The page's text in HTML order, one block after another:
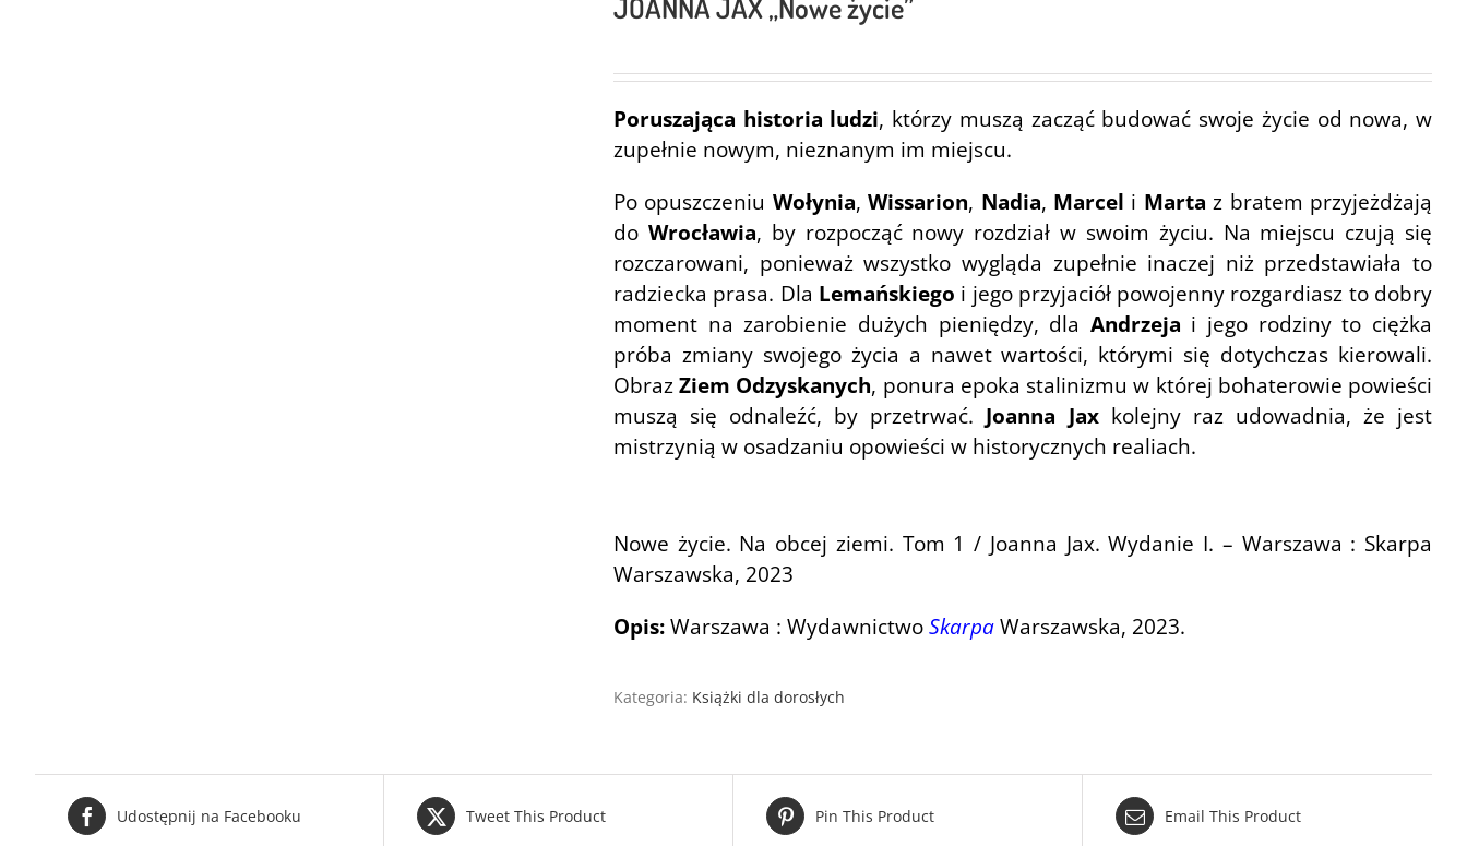
Poruszająca historia ludzi, którzy muszą zacząć budować swoje życie od nowa, w
zupełnie nowym, nieznanym im miejscu.
Po opuszczeniu Wołynia,Wissarion, Nadia, Marcel i Marta z bratem przyjeżdżają
do Wrocławia, by rozpocząć nowy rozdział w swoim życiu. Na miejscu czują się
rozczarowani, ponieważ wszystko wygląda zupełnie inaczej niż przedstawiała to
radziecka prasa. Dla Lemańskiego i jego przyjaciół powojenny rozgardiasz to dobry
moment na zarobienie dużych pieniędzy, dla Andrzeja i jego rodziny to ciężka
próba zmiany swojego życia a nawet wartości, którymi się dotychczas kierowali.
ObrazZiem Odzyskanych, ponura epoka stalinizmu w której bohaterowie powieści
muszą się odnaleźć, by przetrwać. Joanna Jaxkolejny raz udowadnia, że jest
mistrzynią w osadzaniu opowieści w historycznych realiach.
Nowe życie. Na obcej ziemi. Tom 1 / Joanna Jax. Wydanie I. – Warszawa : Skarpa
Warszawska, 2023
Opis: Warszawa : Wydawnictwo Skarpa Warszawska, 2023.
Kategoria: Książki dla dorosłych
Udostępnij na Facebooku Tweet This Product Pin This Product Email This Product